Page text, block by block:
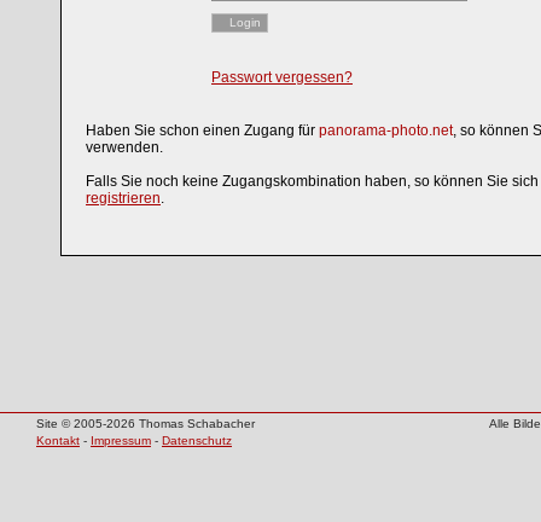
Login
Passwort vergessen?
Haben Sie schon einen Zugang für panorama-photo.net, so können
verwenden.
Falls Sie noch keine Zugangskombination haben, so können Sie sich
registrieren.
Site © 2005-2026 Thomas Schabacher
Alle
Kontakt - Impressum - Datenschutz